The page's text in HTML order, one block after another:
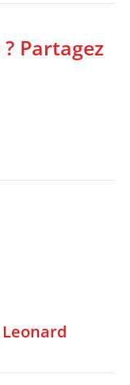
Partagez
Leonard